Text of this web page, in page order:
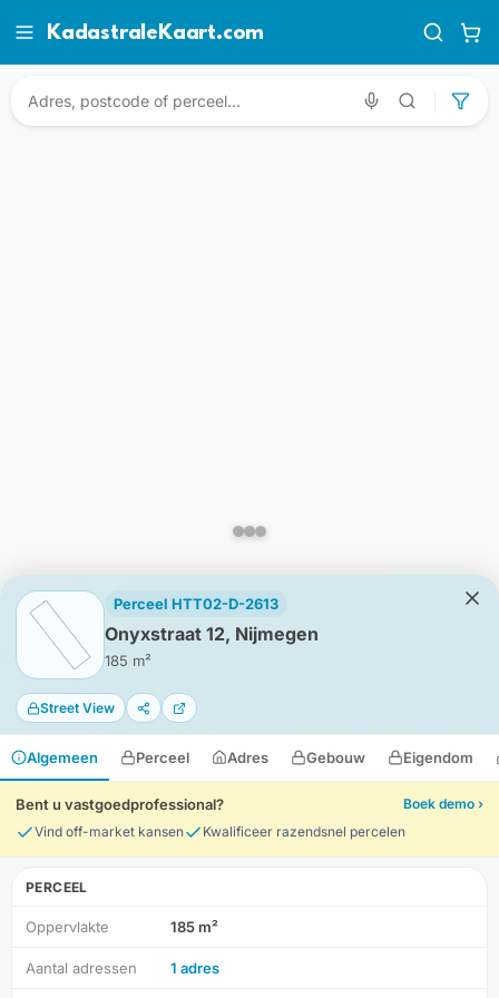
KadastraleKaart.com
Perceel HTT02-D-2613
Onyxstraat 12, Nijmegen
185 m²
Street View
Algemeen Perceel Adres Gebouw Eigendom
Bent u vastgoedprofessional?
Boek demo ›
Vind off-market kansen
Kwalificeer razendsnel percelen
PERCEEL
Oppervlakte 185 m²
Aantal adressen 1 adres